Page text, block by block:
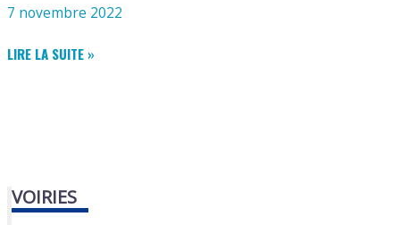
7 novembre 2022
CABINET
LIRE LA SUITE »
VOIRIES